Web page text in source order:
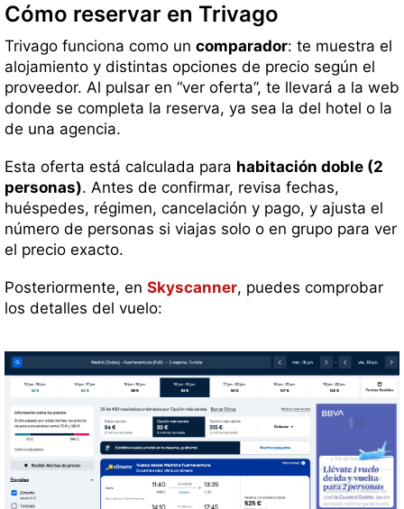
Cómo reservar en Trivago
Trivago funciona como un comparador: te muestra el
alojamiento y distintas opciones de precio según el
proveedor. Al pulsar en “ver oferta”, te llevará a la web
donde se completa la reserva, ya sea la del hotel o la
de una agencia.
Esta oferta está calculada para habitación doble (2
personas). Antes de confirmar, revisa fechas,
huéspedes, régimen, cancelación y pago, y ajusta el
número de personas si viajas solo o en grupo para ver
el precio exacto.
Posteriormente, en Skyscanner, puedes comprobar
los detalles del vuelo: